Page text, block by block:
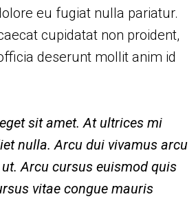
eu fugiat nulla pariatur.
cupidatat non proident,
deserunt mollit anim id
sit amet. At ultrices mi
nulla. Arcu dui vivamus arcu
Arcu cursus euismod quis
vitae congue mauris